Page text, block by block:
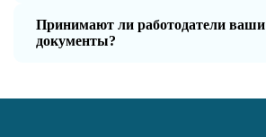
Принимают ли работодатели ваши
документы?